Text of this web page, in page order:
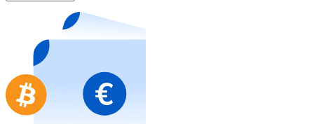
Nouveau
Achetez des cartes-cadeaux de vos marques
Aller à la boutique de cartes-cadeaux